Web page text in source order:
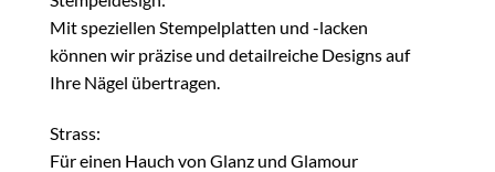
Mit speziellen Stempelplatten und -lacken
können wir präzise und detailreiche Designs auf
Ihre Nägel übertragen.
Strass:
Für einen Hauch von Glanz und Glamour